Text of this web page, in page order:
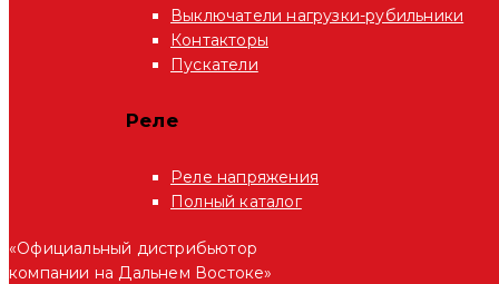
Выключатели нагрузки-рубильники
Контакторы
Пускатели
Реле
Реле напряжения
Полный каталог
«Официальный дистрибьютор
компании на Дальнем Востоке»